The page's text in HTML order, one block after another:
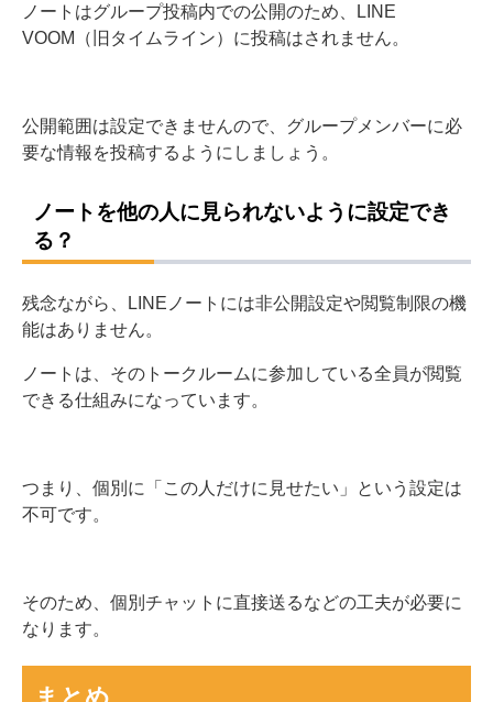
ノートはグループ投稿内での公開のため、LINE
VOOM（旧タイムライン）に投稿はされません。
公開範囲は設定できませんので、グループメンバーに必
要な情報を投稿するようにしましょう。
ノートを他の人に見られないように設定でき
る？
残念ながら、LINEノートには非公開設定や閲覧制限の機
能はありません。
ノートは、そのトークルームに参加している全員が閲覧
できる仕組みになっています。
つまり、個別に「この人だけに見せたい」という設定は
不可です。
そのため、個別チャットに直接送るなどの工夫が必要に
なります。
まとめ